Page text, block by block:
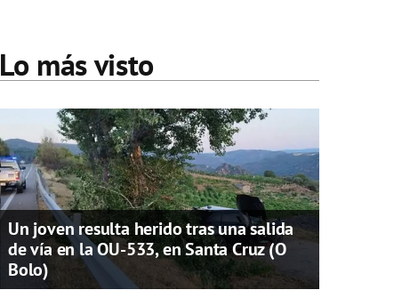
Lo más visto
Un joven resulta herido tras una salida
de vía en la OU-533, en Santa Cruz (O
Bolo)